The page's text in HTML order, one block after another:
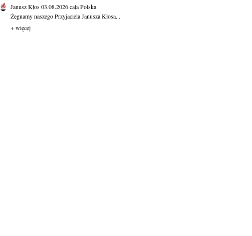
Janusz Kłos03.08.2026cała Polska
Żegnamy naszego Przyjaciela Janusza Kłosa...
+ więcej